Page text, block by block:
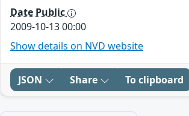
Date Public
2009-10-13 00:00
Show details on NVD website
JSON Share To clipboard